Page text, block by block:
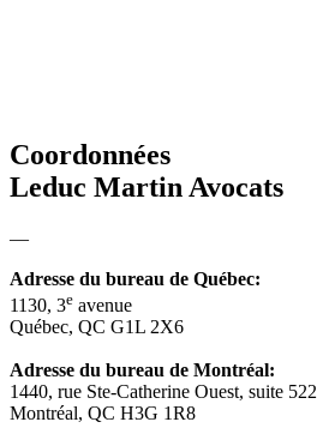
Coordonnées
Leduc Martin Avocats
―
Adresse du bureau de Québec:
1130, 3e avenue
Québec, QC G1L 2X6
Adresse du bureau de Montréal:
1440, rue Ste-Catherine Ouest, suite 522
Montréal, QC H3G 1R8